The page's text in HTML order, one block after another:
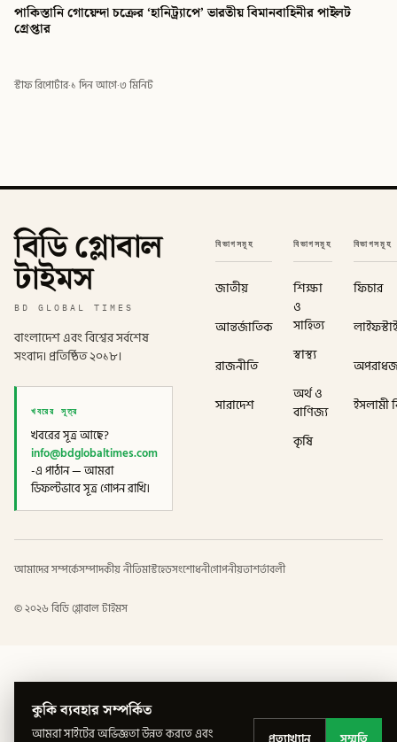
পাকিস্তানি গোয়েন্দা চক্রের ‘হানিট্র্যাপে’ ভারতীয় বিমানবাহিনীর পাইলট
গ্রেপ্তার
স্টাফ রিপোর্টার·১ দিন আগে·৩ মিনিট
বিডি গ্লোবাল
টাইমস
BD GLOBAL TIMES
বাংলাদেশ এবং বিশ্বের সর্বশেষ
সংবাদ। প্রতিষ্ঠিত ২০১৮।
খবরের সূত্র
খবরের সূত্র আছে?
info@bdglobaltimes.com
-এ পাঠান — আমরা
ডিফল্টভাবে সূত্র গোপন রাখি।
বিভাগসমূহ
জাতীয়
আন্তর্জাতিক
রাজনীতি
সারাদেশ
বিভাগসমূহ
শিক্ষা
ও
সাহিত্য
স্বাস্থ্য
অর্থ ও
বাণিজ্য
কৃষি
বিভাগসমূহ
ফিচার
ইসলামী
আমাদের সম্পর্কেসম্পাদকীয় নীতিমাস্টহেডসংশোধনীগোপনীয়তাশর্তাবলী
©২০২৬ বিডি গ্লোবাল টাইমস
কুকি ব্যবহার সম্পর্কিত
আমরা সাইটের অভিজ্ঞতা উন্নত করতে এবং